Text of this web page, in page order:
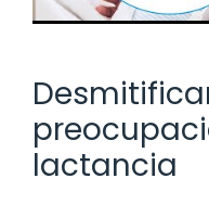
lactancia